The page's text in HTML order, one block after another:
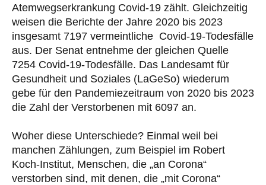
Atemwegserkrankung Covid-19 zählt. Gleichzeitig
weisen die Berichte der Jahre 2020 bis 2023
insgesamt 7197 vermeintliche Covid-19-Todesfälle
aus. Der Senat entnehme der gleichen Quelle
7254 Covid-19-Todesfälle. Das Landesamt für
Gesundheit und Soziales (LaGeSo) wiederum
gebe für den Pandemiezeitraum von 2020 bis 2023
die Zahl der Verstorbenen mit 6097 an.
Woher diese Unterschiede? Einmal weil bei
manchen Zählungen, zum Beispiel im Robert
Koch-Institut, Menschen, die „an Corona“
verstorben sind, mit denen, die „mit Corona“